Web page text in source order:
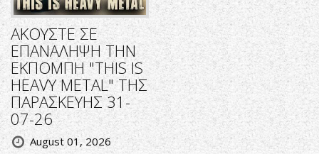
ΑΚΟΥΣΤΕ ΣΕ
ΕΠΑΝΑΛΗΨΗ ΤΗΝ
ΕΚΠΟΜΠΗ "THIS IS
HEAVY METAL" ΤΗΣ
ΠΑΡΑΣΚΕΥΗΣ 31-
07-26
August 01, 2026